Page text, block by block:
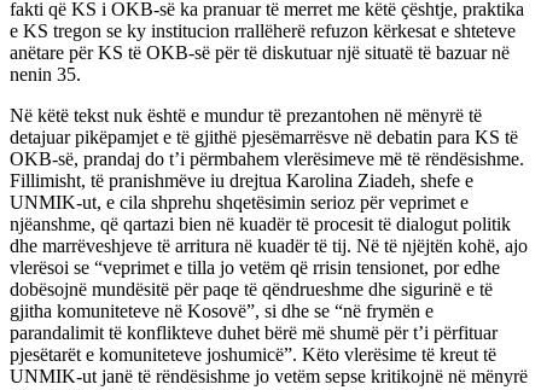
fakti që KS i OKB-së ka pranuar të merret me këtë çështje, praktika
e KS tregon se ky institucion rrallëherë refuzon kërkesat e shteteve
anëtare për KS të OKB-së për të diskutuar një situatë të bazuar në
nenin 35.
Në këtë tekst nuk është e mundur të prezantohen në mënyrë të
detajuar pikëpamjet e të gjithë pjesëmarrësve në debatin para KS të
OKB-së, prandaj do t’i përmbahem vlerësimeve më të rëndësishme.
Fillimisht, të pranishmëve iu drejtua Karolina Ziadeh, shefe e
UNMIK-ut, e cila shprehu shqetësimin serioz për veprimet e
njëanshme, që qartazi bien në kuadër të procesit të dialogut politik
dhe marrëveshjeve të arritura në kuadër të tij. Në të njëjtën kohë, ajo
vlerësoi se “veprimet e tilla jo vetëm që rrisin tensionet, por edhe
dobësojnë mundësitë për paqe të qëndrueshme dhe sigurinë e të
gjitha komuniteteve në Kosovë”, si dhe se “në frymën e
parandalimit të konflikteve duhet bërë më shumë për t’i përfituar
pjesëtarët e komuniteteve joshumicë”. Këto vlerësime të kreut të
UNMIK-ut janë të rëndësishme jo vetëm sepse kritikojnë në mënyrë